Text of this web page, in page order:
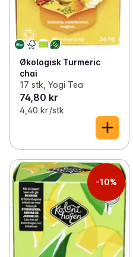
Økologisk Turmeric
chai
17 stk, Yogi Tea
74,80 kr
4,40 kr /stk
-10%